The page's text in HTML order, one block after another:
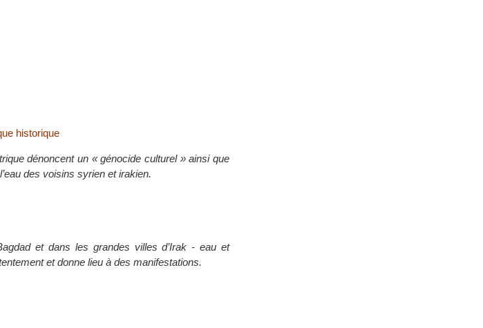
historique
dénoncent un « génocide culturel » ainsi que
des voisins syrien et irakien.
et dans les grandes villes d’Irak - eau et
et donne lieu à des manifestations.